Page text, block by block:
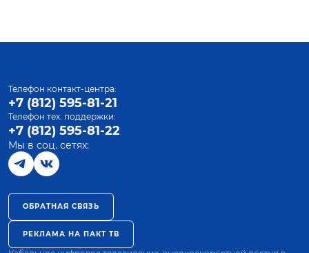
Телефон контакт-центра:
+7 (812) 595-81-21
Телефон тех. поддержки:
+7 (812) 595-81-22
Мы в соц. сетях:
ОБРАТНАЯ СВЯЗЬ
РЕКЛАМА НА ПАКТ ТВ